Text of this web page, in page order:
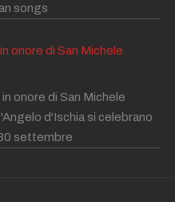
songs
onore di San Michele
onore di San Michele
d'Ischia si celebrano
settembre